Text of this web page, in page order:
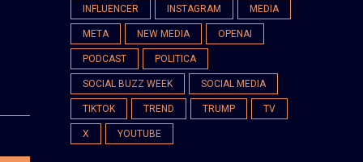
INFLUENCER INSTAGRAM MEDIA
META NEW MEDIA OPENAI
PODCAST POLITICA
SOCIAL BUZZ WEEK SOCIAL MEDIA
TIKTOK TREND TRUMP TV
X YOUTUBE